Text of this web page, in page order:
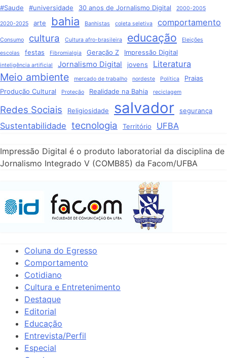
#Saude #universidade 30 anos de Jornalismo Digital 2000-2005
2020-2025 arte bahia Banhistas coleta seletiva comportamento
Consumo cultura Cultura afro-brasileira educação
Eleições
escolas
festas Fibromialgia Geração Z Impressão Digital
inteligência artificial Jornalismo Digital jovens Literatura
Meio ambiente mercado de trabalho nordeste Política
Praias
Produção Cultural
Proteção Realidade na Bahia reciclagem
Redes Sociais Religiosidade salvador segurança
Sustentabilidade tecnologia Território UFBA
Impressão Digital é o produto laboratorial da disciplina de
Jornalismo Integrado V (COMB85) da Facom/UFBA
Coluna do Egresso
Comportamento
Cotidiano
Cultura e Entretenimento
Destaque
Editorial
Educação
Entrevista/Perfil
Especial